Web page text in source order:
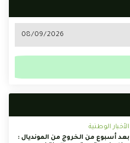
الأخبار الوطنية
بعد أسبوع من الخروج من المونديال :